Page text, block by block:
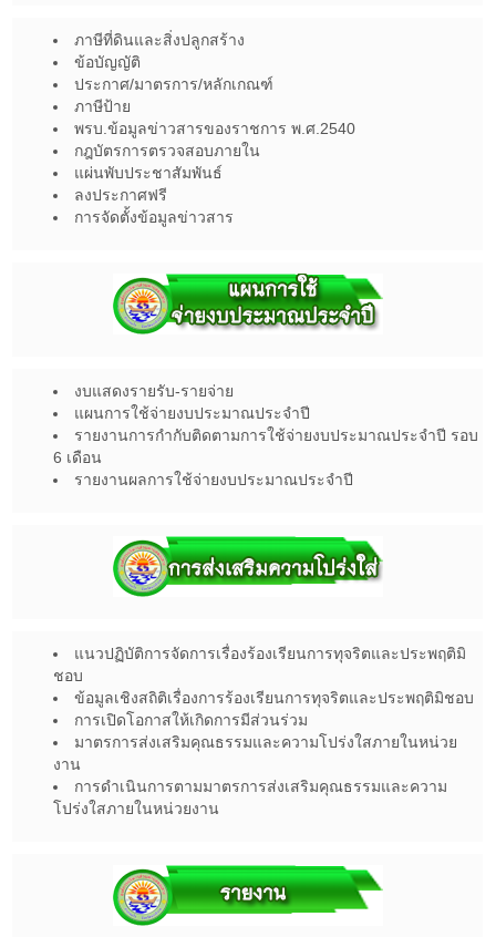
ภาษีที่ดินและสิ่งปลูกสร้าง
ข้อบัญญัติ
ประกาศ/มาตรการ/หลักเกณฑ์
ภาษีป้าย
พรบ.ข้อมูลข่าวสารของราชการ พ.ศ.2540
กฎบัตรการตรวจสอบภายใน
แผ่นพับประชาสัมพันธ์
ลงประกาศฟรี
การจัดตั้งข้อมูลข่าวสาร
งบแสดงรายรับ-รายจ่าย
แผนการใช้จ่ายงบประมาณประจำปี
รายงานการกำกับติดตามการใช้จ่ายงบประมาณประจำปี รอบ
6 เดือน
รายงานผลการใช้จ่ายงบประมาณประจำปี
แนวปฏิบัติการจัดการเรื่องร้องเรียนการทุจริตและประพฤติมิ
ชอบ
ข้อมูลเชิงสถิติเรื่องการร้องเรียนการทุจริตและประพฤติมิชอบ
การเปิดโอกาสให้เกิดการมีส่วนร่วม
มาตรการส่งเสริมคุณธรรมและความโปร่งใสภายในหน่วย
งาน
การดำเนินการตามมาตรการส่งเสริมคุณธรรมและความ
โปร่งใสภายในหน่วยงาน